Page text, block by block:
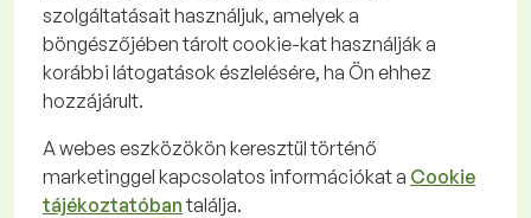
szolgáltatásait használjuk, amelyek a
böngészőjében tároltcookie-kathasználják a
korábbi látogatások észlelésére, ha Ön ehhez
hozzájárult.
A webes eszközökön keresztül történő
marketinggel kapcsolatos információkat a Cookie
tájékoztatóban találja.